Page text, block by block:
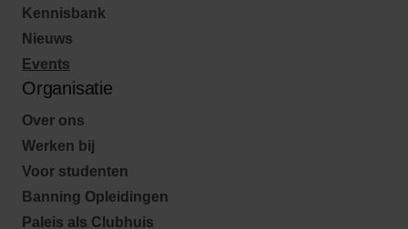
Kennisbank
Nieuws
Events
Organisatie
Over ons
Werken bij
Voor studenten
Banning Opleidingen
Paleis als Clubhuis